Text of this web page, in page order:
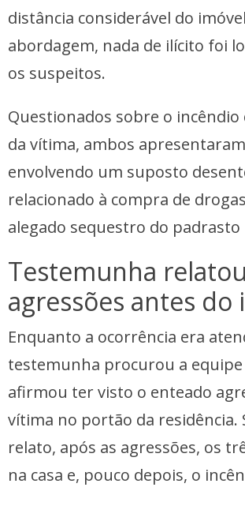
distância considerável do
abordagem, nada de ilícito foi
os suspeitos.
Questionados sobre o incêndio
da vítima, ambos
envolvendo um suposto
relacionado à compra de
alegado sequestro do
Testemunha relatou
agressões antes do
Enquanto a ocorrência era
testemunha procurou a equipe
afirmou ter visto o enteado
vítima no portão da residência.
relato, após as agressões, os
na casa e, pouco depois, o